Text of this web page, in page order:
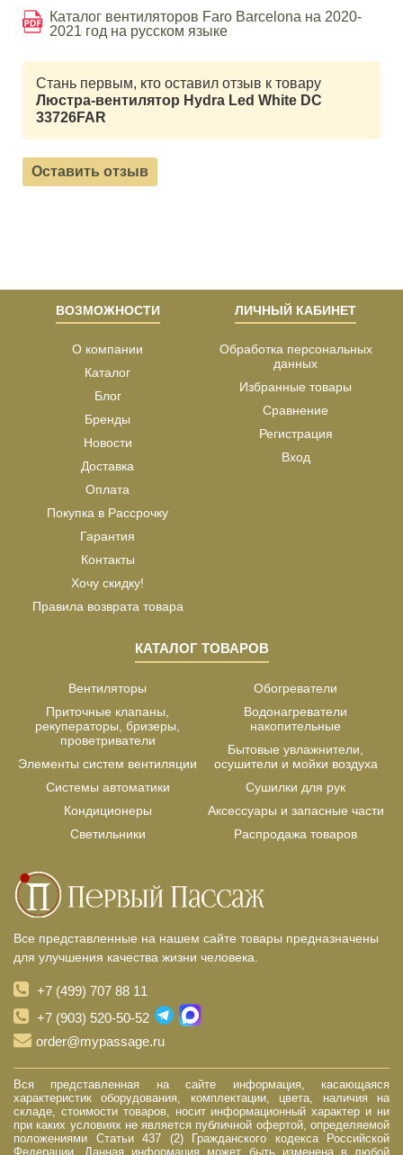
Каталог вентиляторов Faro Barcelona на 2020-
2021 год на русском языке
Стань первым, кто оставил отзыв к товару
Люстра-вентилятор Hydra Led White DC
33726FAR
Оставить отзыв
ВОЗМОЖНОСТИ
О компании
Каталог
Блог
Бренды
Новости
Доставка
Оплата
Покупка в Рассрочку
Гарантия
Контакты
Хочу скидку!
Правила возврата товара
ЛИЧНЫЙ КАБИНЕТ
Обработка персональных
данных
Избранные товары
Сравнение
Регистрация
Вход
КАТАЛОГ ТОВАРОВ
Вентиляторы
Приточные клапаны,
рекуператоры, бризеры,
проветриватели
Элементы систем вентиляции
Системы автоматики
Кондиционеры
Светильники
Обогреватели
Водонагреватели
накопительные
Бытовые увлажнители,
осушители и мойки воздуха
Сушилки для рук
Аксессуары и запасные части
Распродажа товаров
Все представленные на нашем сайте товары предназначены
для улучшения качества жизни человека.
+7 (499) 707 88 11
+7 (903) 520-50-52
order@mypassage.ru
Вся представленная на сайте информация, касающаяся
характеристик оборудования, комплектации, цвета, наличия на
складе, стоимости товаров, носит информационный характер и ни
при каких условиях не является публичной офертой, определяемой
положениями Статьи 437 (2) Гражданского кодекса Российской
Федерации. Данная информация может быть изменена в любой